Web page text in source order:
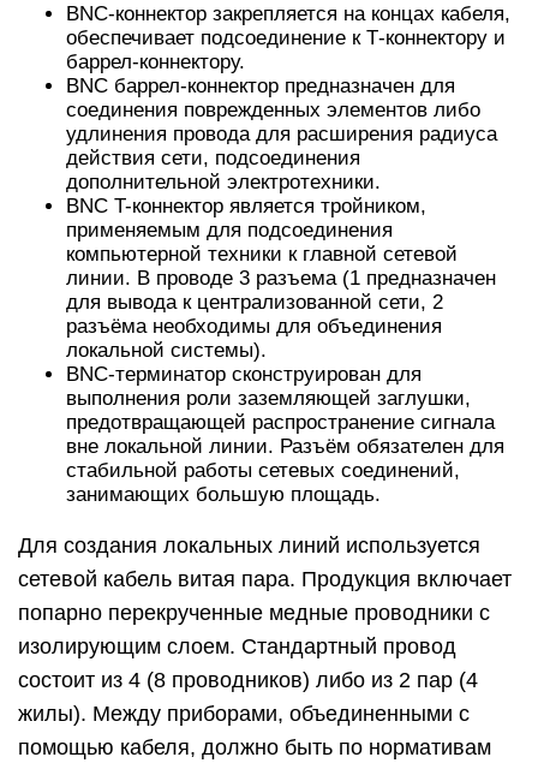
BNC-коннектор закрепляется на концах кабеля,
обеспечивает подсоединение к Т-коннектору и
баррел-коннектору.
BNC баррел-коннектор предназначен для
соединения поврежденных элементов либо
удлинения провода для расширения радиуса
действия сети, подсоединения
дополнительной электротехники.
BNC T-коннектор является тройником,
применяемым для подсоединения
компьютерной техники к главной сетевой
линии. В проводе 3 разъема (1 предназначен
для вывода к централизованной сети, 2
разъёма необходимы для объединения
локальной системы).
BNC-терминатор сконструирован для
выполнения роли заземляющей заглушки,
предотвращающей распространение сигнала
вне локальной линии. Разъём обязателен для
стабильной работы сетевых соединений,
занимающих большую площадь.
Для создания локальных линий используется
сетевой кабель витая пара. Продукция включает
попарно перекрученные медные проводники с
изолирующим слоем. Стандартный провод
состоит из 4 (8 проводников) либо из 2 пар (4
жилы). Между приборами, объединенными с
помощью кабеля, должно быть по нормативам